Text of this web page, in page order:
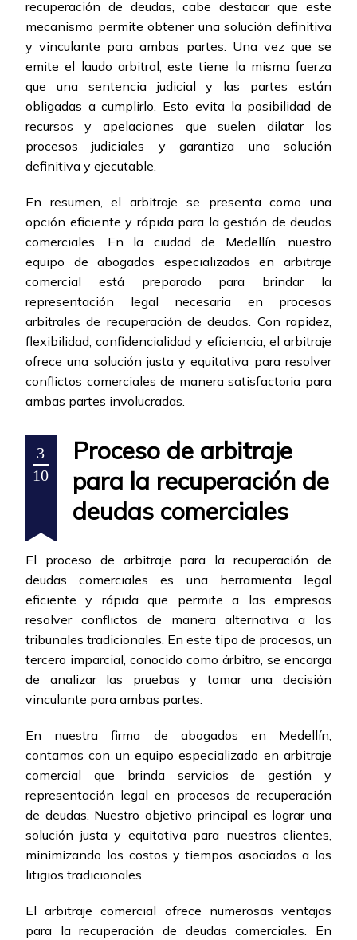
recuperación de deudas, cabe destacar que este
mecanismo permite obtener una solución definitiva
y vinculante para ambas partes. Una vez que se
emite el laudo arbitral, este tiene la misma fuerza
que una sentencia judicial y las partes están
obligadas a cumplirlo. Esto evita la posibilidad de
recursos y apelaciones que suelen dilatar los
procesos judiciales y garantiza una solución
definitiva y ejecutable.
En resumen, el arbitraje se presenta como una
opción eficiente y rápida para la gestión de deudas
comerciales. En la ciudad de Medellín, nuestro
equipo de abogados especializados en arbitraje
comercial está preparado para brindar la
representación legal necesaria en procesos
arbitrales de recuperación de deudas. Con rapidez,
flexibilidad, confidencialidad y eficiencia, el arbitraje
ofrece una solución justa y equitativa para resolver
conflictos comerciales de manera satisfactoria para
ambas partes involucradas.
3
10
Proceso de arbitraje
para la recuperación de
deudas comerciales
El proceso de arbitraje para la recuperación de
deudas comerciales es una herramienta legal
eficiente y rápida que permite a las empresas
resolver conflictos de manera alternativa a los
tribunales tradicionales. En este tipo de procesos, un
tercero imparcial, conocido como árbitro, se encarga
de analizar las pruebas y tomar una decisión
vinculante para ambas partes.
En nuestra firma de abogados en Medellín,
contamos con un equipo especializado en arbitraje
comercial que brinda servicios de gestión y
representación legal en procesos de recuperación
de deudas. Nuestro objetivo principal es lograr una
solución justa y equitativa para nuestros clientes,
minimizando los costos y tiempos asociados a los
litigios tradicionales.
El arbitraje comercial ofrece numerosas ventajas
para la recuperación de deudas comerciales. En